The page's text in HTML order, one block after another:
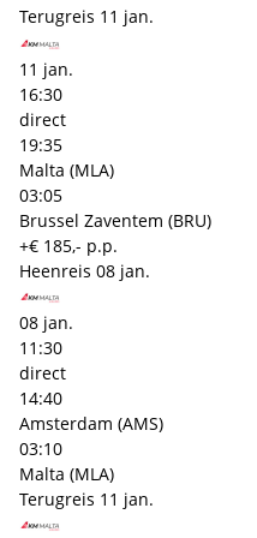
Terugreis 11 jan.
11 jan.
16:30
direct
19:35
Malta (MLA)
03:05
Brussel Zaventem (BRU)
+€ 185,- p.p.
Heenreis 08 jan.
08 jan.
11:30
direct
14:40
Amsterdam (AMS)
03:10
Malta (MLA)
Terugreis 11 jan.